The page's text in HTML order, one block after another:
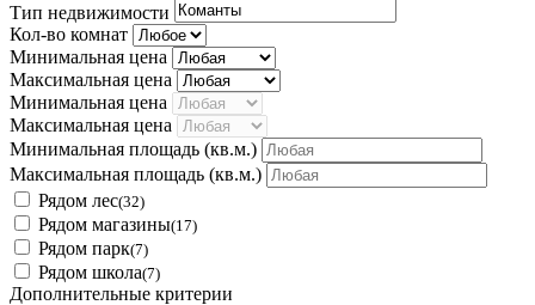
Тип недвижимости
Кол-во комнат
Минимальная цена
Максимальная цена
Минимальная цена
Максимальная цена
Минимальная площадь (кв.м.)
Максимальная площадь (кв.м.)
Рядом лес(32)
Рядом магазины(17)
Рядом парк(7)
Рядом школа(7)
Дополнительные критерии